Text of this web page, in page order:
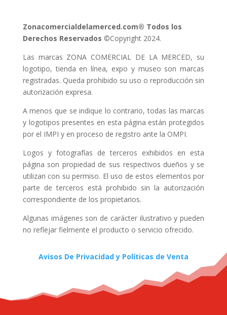
Zonacomercialdelamerced.com® Todos los
Derechos Reservados ©Copyright 2024.
Las marcas ZONA COMERCIAL DE LA MERCED, su
logotipo, tienda en línea, expo y museo son marcas
registradas. Queda prohibido su uso o reproducción sin
autorización expresa.
A menos que se indique lo contrario, todas las marcas
y logotipos presentes en esta página están protegidos
por el IMPI y en proceso de registro ante la OMPI.
Logos y fotografías de terceros exhibidos en esta
página son propiedad de sus respectivos dueños y se
utilizan con su permiso. El uso de estos elementos por
parte de terceros está prohibido sin la autorización
correspondiente de los propietarios.
Algunas imágenes son de carácter ilustrativo y pueden
no reflejar fielmente el producto o servicio ofrecido.
Avisos De Privacidad y Políticas de Venta